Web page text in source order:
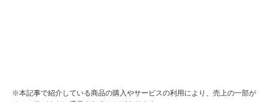
※本記事で紹介している商品の購入やサービスの利用により、売上の一部が